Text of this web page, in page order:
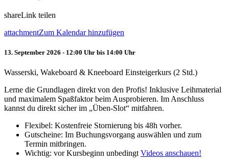
shareLink teilen
attachmentZum Kalendar hinzufügen
13. September 2026 - 12:00 Uhr bis 14:00 Uhr
Wasserski, Wakeboard & Kneeboard Einsteigerkurs (2 Std.)
Lerne die Grundlagen direkt von den Profis! Inklusive Leihmaterial
und maximalem Spaßfaktor beim Ausprobieren. Im Anschluss
kannst du direkt sicher im „Üben-Slot“ mitfahren.
Flexibel: Kostenfreie Stornierung bis 48h vorher.
Gutscheine: Im Buchungsvorgang auswählen und zum
Termin mitbringen.
Wichtig: vor Kursbeginn unbedingt Videos anschauen!